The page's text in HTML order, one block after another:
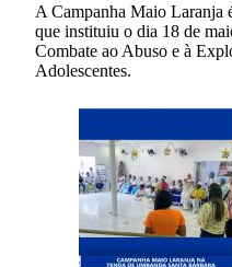
A Campanha Maio Laranja
que instituiu o dia 18 de
Combate ao Abuso e à
Adolescentes.